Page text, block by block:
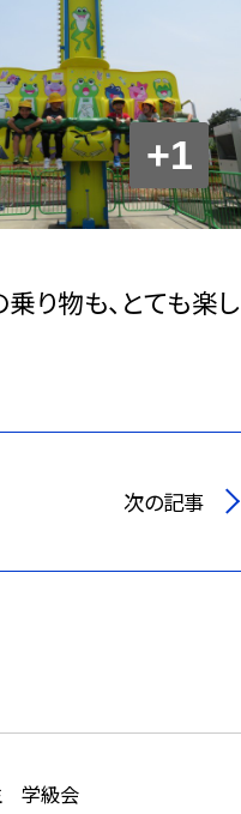
+1
り物も、とても楽し
次の記事
学級会